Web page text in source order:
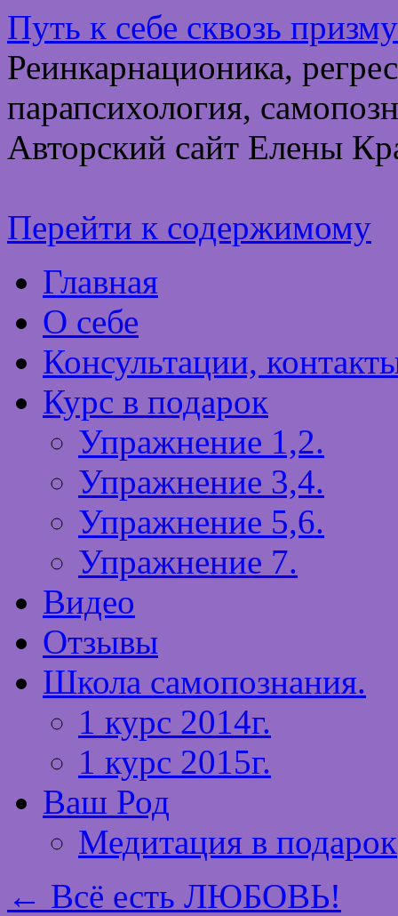
Путь к себе сквозь
Реинкарнационика,
парапсихология,
Авторский сайт Елены
Перейти к содержимому
Главная
О себе
Консультации,
Курс в подарок
Упражнение 1,2.
Упражнение 3,4.
Упражнение 5,6.
Упражнение 7.
Видео
Отзывы
Школа самопознания.
1 курс 2014г.
1 курс 2015г.
Ваш Род
Медитация в подарок
← Всё есть ЛЮБОВЬ!